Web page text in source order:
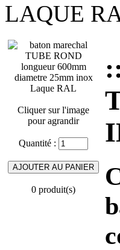
LAQUE
Cliquer sur l'image
pour agrandir
Quantité :
0 produit(s)